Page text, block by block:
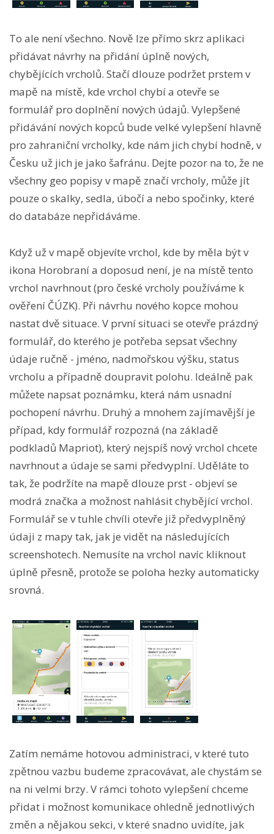
To ale není všechno. Nově lze přímo skrz aplikaci
přidávat návrhy na přidání úplně nových,
chybějících vrcholů. Stačí dlouze podržet prstem v
mapě na místě, kde vrchol chybí a otevře se
formulář pro doplnění nových údajů. Vylepšené
přidávání nových kopců bude velké vylepšení hlavně
pro zahraniční vrcholky, kde nám jich chybí hodně, v
Česku už jich je jako šafránu. Dejte pozor na to, že ne
všechny geo popisy v mapě značí vrcholy, může jít
pouze o skalky, sedla, úbočí a nebo spočinky, které
do databáze nepřidáváme.
Když už v mapě objevíte vrchol, kde by měla být v
ikona Horobraní a doposud není, je na místě tento
vrchol navrhnout (pro české vrcholy používáme k
ověření ČÚZK). Při návrhu nového kopce mohou
nastat dvě situace. V první situaci se otevře prázdný
formulář, do kterého je potřeba sepsat všechny
údaje ručně - jméno, nadmořskou výšku, status
vrcholu a případně doupravit polohu. Ideálně pak
můžete napsat poznámku, která nám usnadní
pochopení návrhu. Druhý a mnohem zajímavější je
případ, kdy formulář rozpozná (na základě
podkladů Mapriot), který nejspíš nový vrchol chcete
navrhnout a údaje se sami předvyplní. Uděláte to
tak, že podržíte na mapě dlouze prst - objeví se
modrá značka a možnost nahlásit chybějící vrchol.
Formulář se v tuhle chvíli otevře již předvyplněný
údaji z mapy tak, jak je vidět na následujících
screenshotech. Nemusíte na vrchol navíc kliknout
úplně přesně, protože se poloha hezky automaticky
srovná.
Zatím nemáme hotovou administraci, v které tuto
zpětnou vazbu budeme zpracovávat, ale chystám se
na ni velmi brzy. V rámci tohoto vylepšení chceme
přidat i možnost komunikace ohledně jednotlivých
změn a nějakou sekci, v které snadno uvidíte, jak